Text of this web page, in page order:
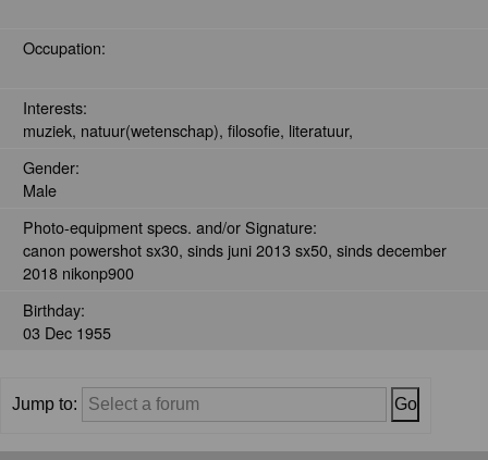
Occupation:
Interests:
muziek, natuur(wetenschap), filosofie, literatuur,
Gender:
Male
Photo-equipment specs. and/or Signature:
canon powershot sx30, sinds juni 2013 sx50, sinds december
2018 nikonp900
Birthday:
03 Dec 1955
Jump to: